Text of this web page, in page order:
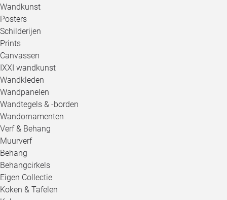
Wandkunst
Posters
Schilderijen
Prints
Canvassen
IXXI wandkunst
Wandkleden
Wandpanelen
Wandtegels & -borden
Wandornamenten
Verf & Behang
Muurverf
Behang
Behangcirkels
Eigen Collectie
Koken & Tafelen